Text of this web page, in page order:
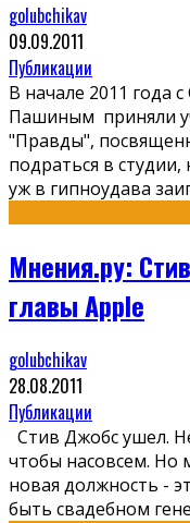
golubchikav
09.09.2011
Публикации
В начале 2011 года
Пашиным приняли
"Правды",
подраться в
уж в гипноудава
Мнения.ру:
главы Apple
golubchikav
28.08.2011
Публикации
Стив Джобс ушел.
чтобы насовсем. Но
новая должность -
быть свадебном